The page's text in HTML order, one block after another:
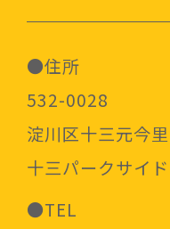
●住所
532-0028
淀川区十三元今
十三パークサイ
●TEL